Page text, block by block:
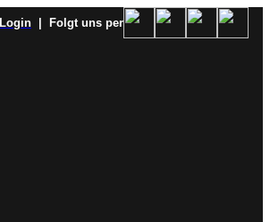
Login | Folgt uns per